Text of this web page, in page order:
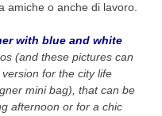
amiche o anche di lavoro.
with blue and white
(and these pictures can
for the city life
mini bag), that can be
afternoon or for a chic